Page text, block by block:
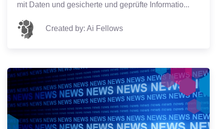
mit Daten und gesicherte und geprüfte Informatio...
Created by: Ai Fellows